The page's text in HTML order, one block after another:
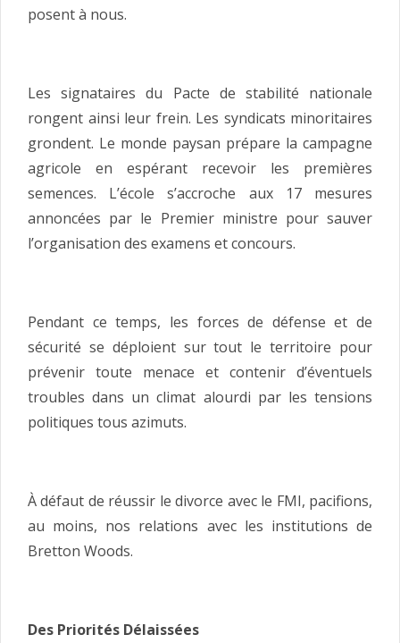
posent à nous.
Les signataires du Pacte de stabilité nationale
rongent ainsi leur frein. Les syndicats minoritaires
grondent. Le monde paysan prépare la campagne
agricole en espérant recevoir les premières
semences. L’école s’accroche aux 17 mesures
annoncées par le Premier ministre pour sauver
l’organisation des examens et concours.
Pendant ce temps, les forces de défense et de
sécurité se déploient sur tout le territoire pour
prévenir toute menace et contenir d’éventuels
troubles dans un climat alourdi par les tensions
politiques tous azimuts.
À défaut de réussir le divorce avec le FMI, pacifions,
au moins, nos relations avec les institutions de
Bretton Woods.
Des Priorités Délaissées